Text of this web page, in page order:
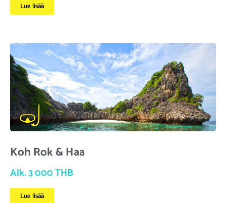
Lue lisää
Koh Rok & Haa
Alk. 3 000 THB
Lue lisää